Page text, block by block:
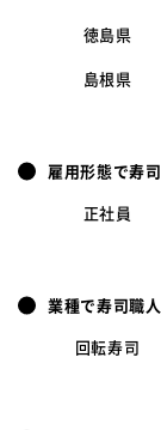
徳島県
島根県
雇用形態で寿
正社員
業種で寿司職
回転寿司